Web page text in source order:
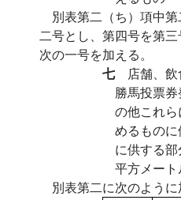
別表第二（ち）項中
二号とし、第四号を第
次の一号を加える。
七 店舗、飲
勝馬投票
の他これ
めるもの
に供する
平方メー
別表第二に次のように